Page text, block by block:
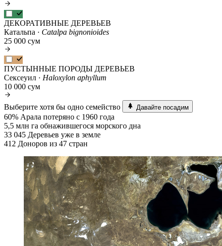
ДЕКОРАТИВНЫЕ ДЕРЕВЬЕВ
Катальпа · Catalpa bignonioides
25 000 сум
ПУСТЫННЫЕ ПОРОДЫ ДЕРЕВЬЕВ
Сексеуил · Haloxylon aphyllum
10 000 сум
Выберите хотя бы одно семейство Давайте посадим
60% Арала потеряно с 1960 года
5,5 млн га обнажившегося морского дна
33 045 Деревьев уже в земле
412 Доноров из 47 стран